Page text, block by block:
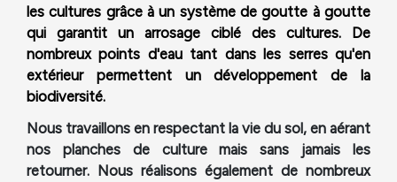
les cultures grâce à un système de goutte à goutte
qui garantit un arrosage ciblé des cultures. De
nombreux points d'eau tant dans les serres qu'en
extérieur permettent un développement de la
biodiversité.
Nous travaillons en respectant la vie du sol, en aérant
nos planches de culture mais sans jamais les
retourner. Nous réalisons également de nombreux